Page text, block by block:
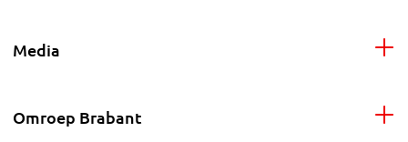
Media
Omroep Brabant